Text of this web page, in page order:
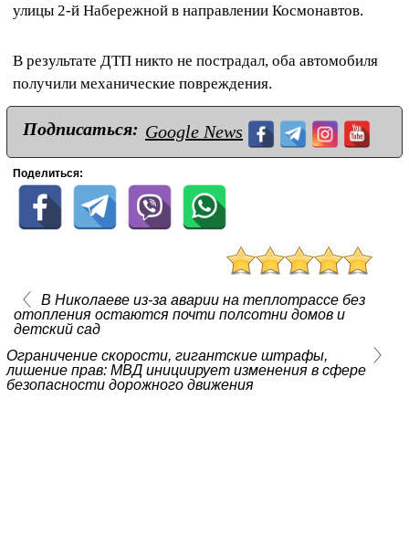
улицы 2-й Набережной в направлении Космонавтов.
В результате ДТП никто не пострадал, оба автомобиля
получили механические повреждения.
Подписаться: Google News
Поделиться:
В Николаеве из-за аварии на теплотрассе без
отопления остаются почти полсотни домов и
детский сад
Ограничение скорости, гигантские штрафы,
лишение прав: МВД инициирует изменения в сфере
безопасности дорожного движения